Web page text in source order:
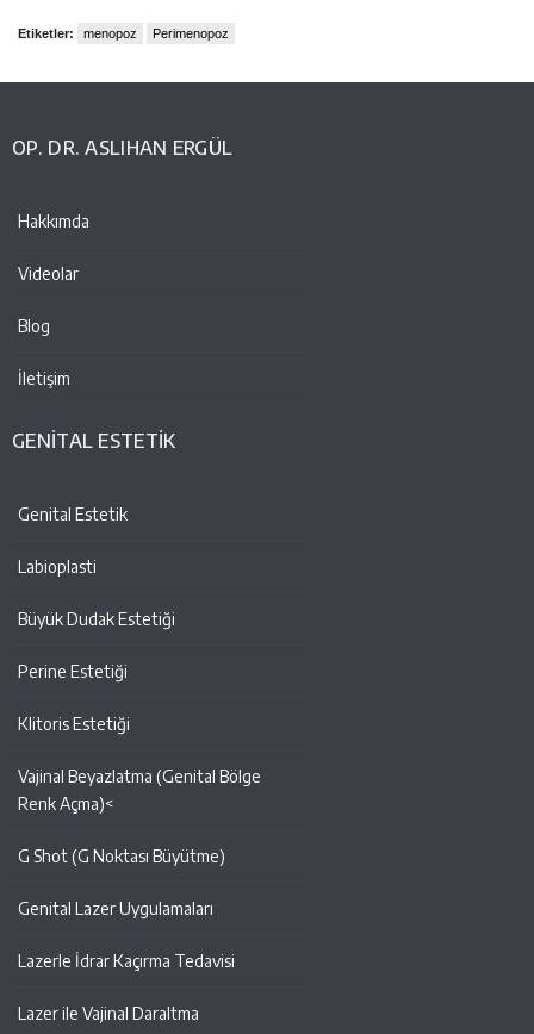
Etiketler: menopoz Perimenopoz
OP. DR. ASLIHAN ERGÜL
Hakkımda
Videolar
Blog
İletişim
GENİTAL ESTETİK
Genital Estetik
Labioplasti
Büyük Dudak Estetiği
Perine Estetiği
Klitoris Estetiği
Vajinal Beyazlatma (Genital Bölge
Renk Açma)<
G Shot (G Noktası Büyütme)
Genital Lazer Uygulamaları
Lazerle İdrar Kaçırma Tedavisi
Lazer ile Vajinal Daraltma